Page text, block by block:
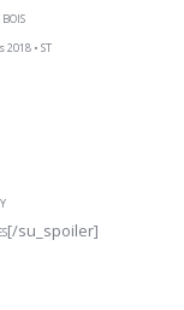
2018 • ST
[/su_spoiler]